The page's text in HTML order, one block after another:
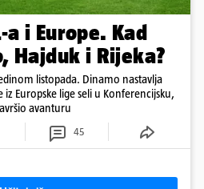
a i Europe. Kad
Hajduk i Rijeka?
listopada. Dinamo nastavlja
iz Europske lige seli u Konferencijsku,
avanturu
45